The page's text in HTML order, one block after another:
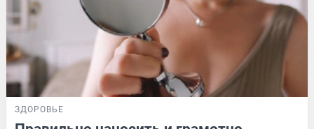
ЗДОРОВЬЕ